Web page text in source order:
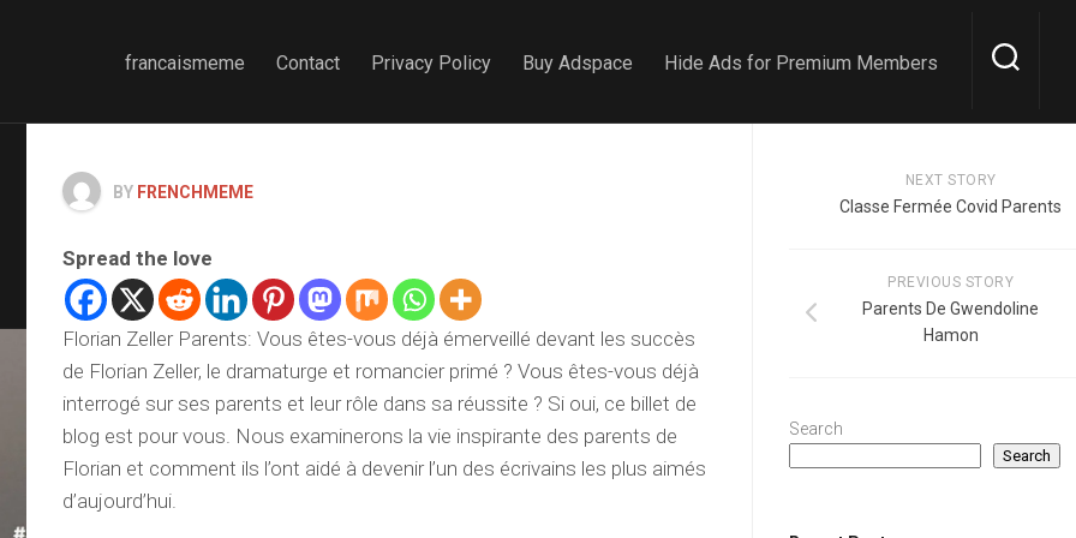
francaismeme Contact Privacy Policy Buy Adspace Hide Ads for Premium Members
BY FRENCHMEME
Spread the love
Florian Zeller Parents: Vous êtes-vous déjà émerveillé devant les succès
de Florian Zeller, le dramaturge et romancier primé ? Vous êtes-vous déjà
interrogé sur ses parents et leur rôle dans sa réussite ? Si oui, ce billet de
blog est pour vous. Nous examinerons la vie inspirante des parents de
Florian et comment ils l’ont aidé à devenir l’un des écrivains les plus aimés
d’aujourd’hui.
NEXT STORY
Classe Fermée Covid Parents
PREVIOUS STORY
Parents De Gwendoline
Hamon
Search
Search